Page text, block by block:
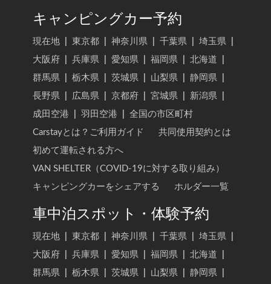
キャンピングカー予約
現在地 東京都 神奈川県 千葉県 埼玉県
大阪府
兵庫県 愛知県 福岡県 北海道
群馬県
栃木県 茨城県 山梨県 静岡県
長野県
広島県 京都府 宮城県 新潟県
成田空港
羽田空港
全国の市区町村
Carstayとは？ご利用ガイド
共同使用契約とは
初めて運転される方へ
VAN SHELTER（COVID-19に対する取り組み）
キャンピングカーをシェアする
ホルダー一覧
車中泊スポット・体験予約
現在地 東京都 神奈川県 千葉県 埼玉県
大阪府
兵庫県 愛知県 福岡県 北海道
群馬県
栃木県 茨城県 山梨県 静岡県